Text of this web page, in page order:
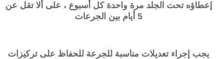
إعطاؤه تحت الجلد مرة واحدة كل أسبوع ، على ألا تقل عن
5 أيام بين الجرعات
يجب إجراء تعديلات مناسبة للجرعة للحفاظ على تركيزات